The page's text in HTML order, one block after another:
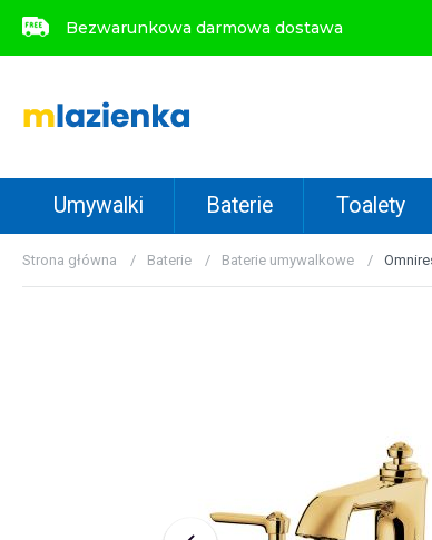
Bezwarunkowa darmowa dostawa
Umywalki Baterie Toalety
Strona główna Baterie Baterie umywalkowe